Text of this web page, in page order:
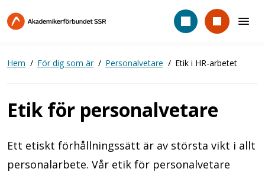
till
Hem För dig som är Personalvetare Etik i HR-arbetet
Etik för personalvetare
Ett etiskt förhållningssätt är av största vikt i allt
personalarbete. Vår etik för personalvetare